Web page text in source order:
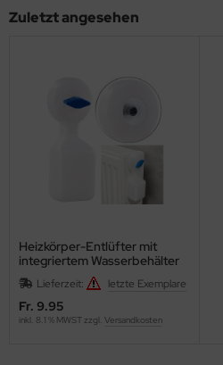
Zuletzt angesehen
Heizkörper-Entlüfter mit
integriertem Wasserbehälter
Lieferzeit: letzte Exemplare
Fr. 9.95
inkl. 8.1 % MWST zzgl. Versandkosten